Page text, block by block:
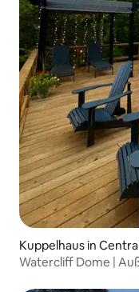
Kuppelhaus in
Watercliff Dome |